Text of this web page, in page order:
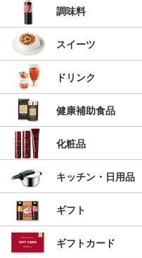
調味料
スイーツ
ドリンク
健康補助食品
化粧品
キッチン・日用品
ギフト
ギフトカード